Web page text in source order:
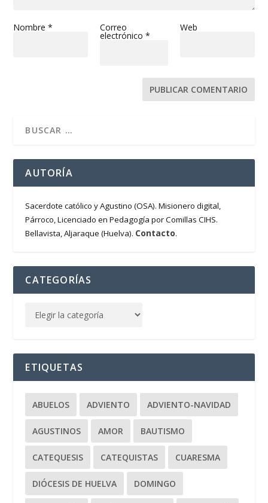
Nombre* Correo
electrónico *
Web
AUTORÍA
Sacerdote católico y Agustino (OSA). Misionero digital,
Párroco, Licenciado en Pedagogía por Comillas CIHS.
Bellavista, Aljaraque (Huelva). Contacto.
CATEGORÍAS
ETIQUETAS
ABUELOS ADVIENTO ADVIENTO-NAVIDAD
AGUSTINOS AMOR BAUTISMO
CATEQUESIS CATEQUISTAS CUARESMA
DIÓCESIS DE HUELVA DOMINGO